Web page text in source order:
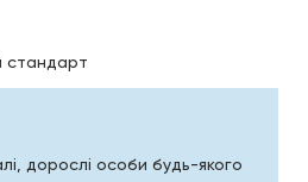
стандарт
дорослі особи будь-якого